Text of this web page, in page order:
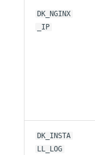
DK_NGINX
_IP
DK_INSTA
LL_LOG